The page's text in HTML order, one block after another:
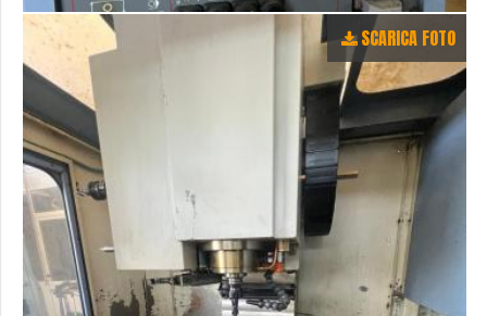
SCARICA FOTO